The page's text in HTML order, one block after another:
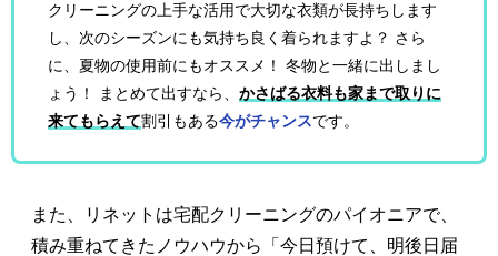
クリーニングの上手な活用で大切な衣類が長持ちします
し、次のシーズンにも気持ち良く着られますよ？ さら
に、夏物の使用前にもオススメ！ 冬物と一緒に出しまし
ょう！ まとめて出すなら、かさばる衣料も家まで取りに
来てもらえて割引もある今がチャンスです。
また、リネットは宅配クリーニングのパイオニアで、
積み重ねてきたノウハウから「今日預けて、明後日届